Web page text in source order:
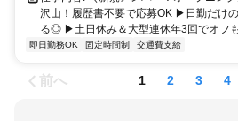
沢山！履歴書不要で応募OK ▶日勤だけ
る◎ ▶土日休み＆大型連休年3回でオフも
即日勤務OK 固定時間制 交通費支給
前へ 1 2 3 4